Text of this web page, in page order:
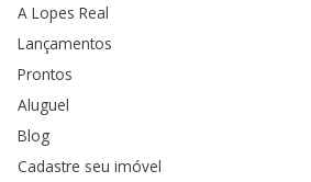
A Lopes Real
Lançamentos
Prontos
Aluguel
Blog
Cadastre seu imóvel